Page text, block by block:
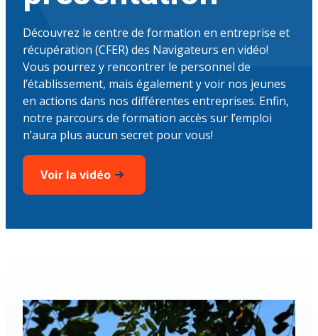
Découvrez le centre de formation en entreprise et
récupération (CFER) des Navigateurs en vidéo!
Vous pourrez y rencontrer le personnel de
l’établissement, mais également y voir nos jeunes
en actions dans nos différentes entreprises. Enfin,
notre parcours de formation accès sur l’emploi
n’aura plus aucun secret pour vous!
Voir la vidéo